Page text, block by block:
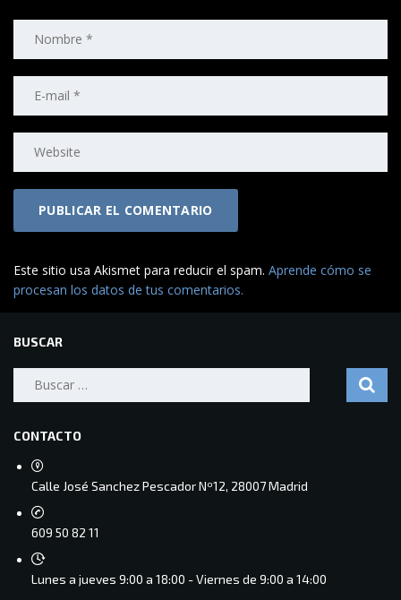
Este sitio usa Akismet para reducir el spam. Aprende cómo se
procesan los datos de tus comentarios.
BUSCAR
Buscar:
CONTACTO
Calle José Sanchez Pescador Nº12, 28007 Madrid
609 50 82 11
Lunes a jueves 9:00 a 18:00 - Viernes de 9:00 a 14:00